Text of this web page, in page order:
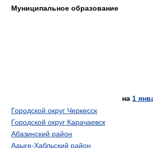
образование
Городской округ
Черкесск
Городской округ
Карачаевск